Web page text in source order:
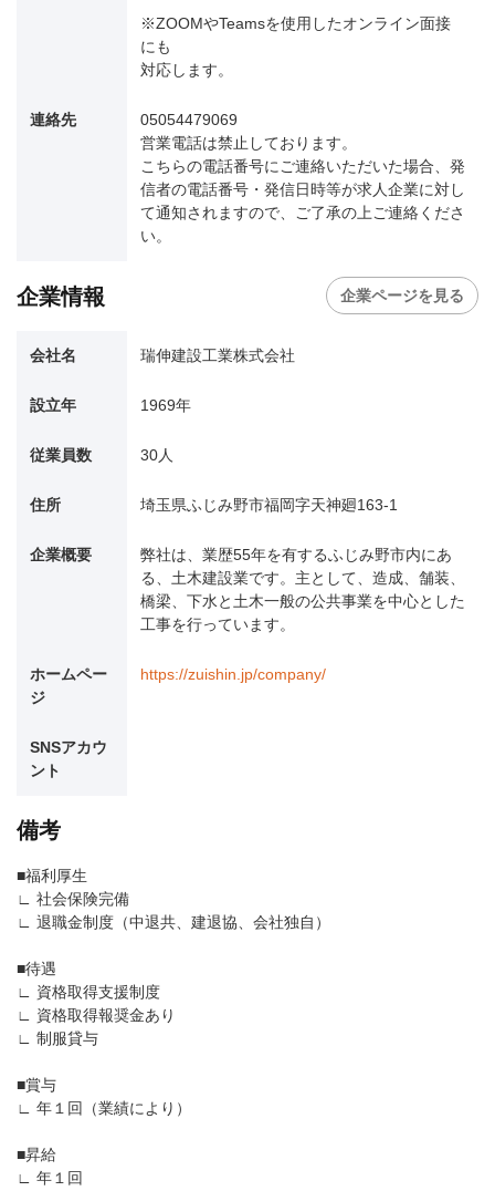
※ZOOMやTeamsを使用したオンライン面接
にも
対応します。
連絡先
05054479069
営業電話は禁止しております。
こちらの電話番号にご連絡いただいた場合、発
信者の電話番号・発信日時等が求人企業に対し
て通知されますので、ご了承の上ご連絡くださ
い。
企業情報 企業ページを見る
会社名 瑞伸建設工業株式会社
設立年 1969年
従業員数 30人
住所 埼玉県ふじみ野市福岡字天神廻163-1
企業概要
弊社は、業歴55年を有するふじみ野市内にあ
る、土木建設業です。主として、造成、舗装、
橋梁、下水と土木一般の公共事業を中心とした
工事を行っています。
ホームペー
ジ
https://zuishin.jp/company/
SNSアカウ
ント
備考
■福利厚生
∟ 社会保険完備
∟ 退職金制度（中退共、建退協、会社独自）
■待遇
∟ 資格取得支援制度
∟ 資格取得報奨金あり
∟ 制服貸与
■賞与
∟ 年１回（業績により）
■昇給
∟ 年１回